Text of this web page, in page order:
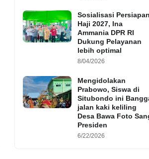
Sosialisasi Persiapan
Haji 2027, Ina
Ammania DPR RI
Dukung Pelayanan
lebih optimal
8/04/2026
Mengidolakan
Prabowo, Siswa di
Situbondo ini
jalan kaki keliling
Desa Bawa Foto
Presiden
6/22/2026